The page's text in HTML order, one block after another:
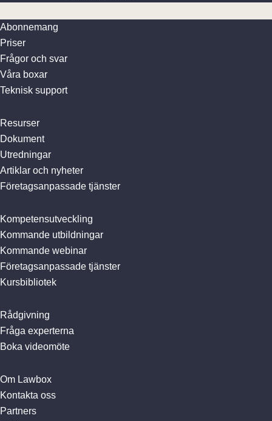
Abonnemang
Priser
Frågor och svar
Våra boxar
Teknisk support
Resurser
Dokument
Utredningar
Artiklar och nyheter
Företagsanpassade tjänster
Kompetensutveckling
Kommande utbildningar
Kommande webinar
Företagsanpassade tjänster
Kursbibliotek
Rådgivning
Fråga experterna
Boka videomöte
Om Lawbox
Kontakta oss
Partners